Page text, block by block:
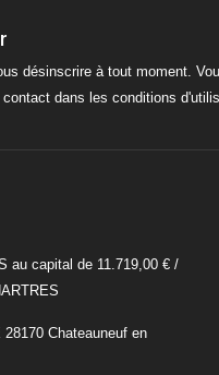
désinscrire à tout moment.
dans les conditions
au capital de 11.719,00 € /
Chateauneuf en